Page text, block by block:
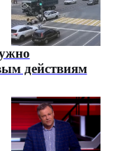
действиям